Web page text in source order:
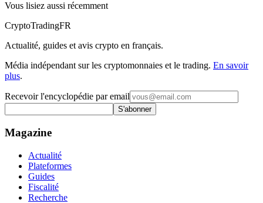
Vous lisiez aussi récemment
CryptoTradingFR
Actualité, guides et avis crypto en français.
Média indépendant sur les cryptomonnaies et le trading. En savoir
plus.
Recevoir l'encyclopédie par email
S'abonner
Magazine
Actualité
Plateformes
Guides
Fiscalité
Recherche